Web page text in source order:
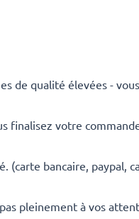
de qualité élevées -
finalisez votre
(carte bancaire, paypal,
pleinement à vos